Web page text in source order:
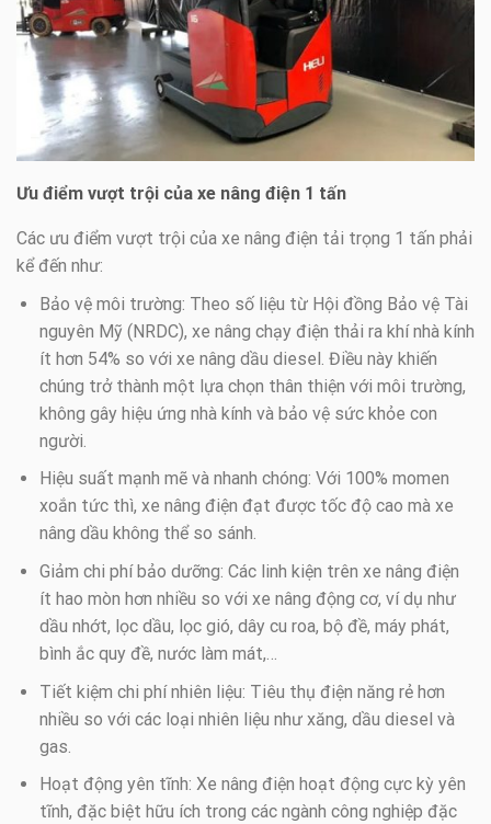
Ưu điểm vượt trội của xe nâng điện 1 tấn
Các ưu điểm vượt trội của xe nâng điện tải trọng 1 tấn phải
kể đến như:
Bảo vệ môi trường: Theo số liệu từ Hội đồng Bảo vệ Tài
nguyên Mỹ (NRDC), xe nâng chạy điện thải ra khí nhà kính
ít hơn 54% so với xe nâng dầu diesel. Điều này khiến
chúng trở thành một lựa chọn thân thiện với môi trường,
không gây hiệu ứng nhà kính và bảo vệ sức khỏe con
người.
Hiệu suất mạnh mẽ và nhanh chóng: Với 100% momen
xoắn tức thì, xe nâng điện đạt được tốc độ cao mà xe
nâng dầu không thể so sánh.
Giảm chi phí bảo dưỡng: Các linh kiện trên xe nâng điện
ít hao mòn hơn nhiều so với xe nâng động cơ, ví dụ như
dầu nhớt, lọc dầu, lọc gió, dây cu roa, bộ đề, máy phát,
bình ắc quy đề, nước làm mát,…
Tiết kiệm chi phí nhiên liệu: Tiêu thụ điện năng rẻ hơn
nhiều so với các loại nhiên liệu như xăng, dầu diesel và
gas.
Hoạt động yên tĩnh: Xe nâng điện hoạt động cực kỳ yên
tĩnh, đặc biệt hữu ích trong các ngành công nghiệp đặc